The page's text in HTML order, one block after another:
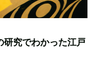
研究でわかった江戸